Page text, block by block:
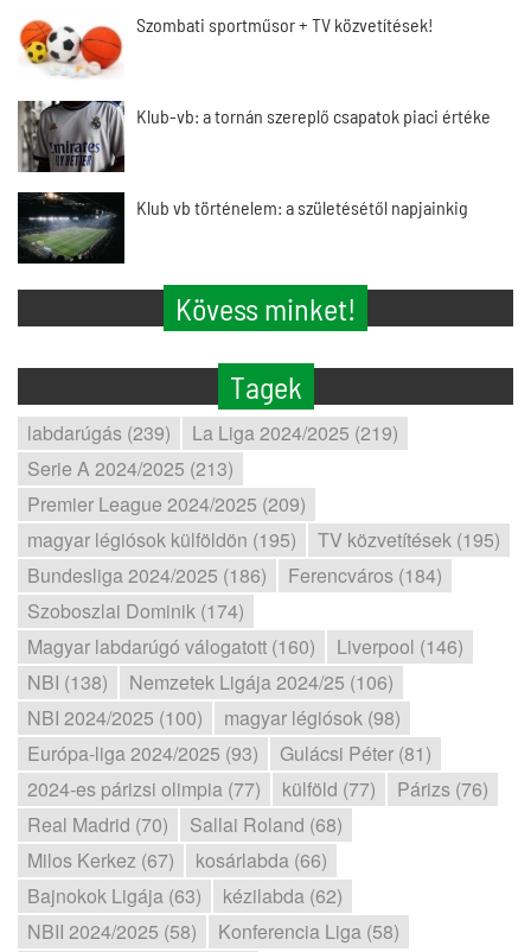
Szombati sportműsor + TV közvetítések!
Klub-vb: a tornán szereplő csapatok piaci értéke
Klub vb történelem: a születésétől napjainkig
Kövess minket!
Tagek
labdarúgás (239)
La Liga 2024/2025 (219)
Serie A 2024/2025 (213)
Premier League 2024/2025 (209)
magyar légiósok külföldön (195)
TV közvetítések (195)
Bundesliga 2024/2025 (186)
Ferencváros (184)
Szoboszlai Dominik (174)
Magyar labdarúgó válogatott (160)
Liverpool (146)
NBI (138)
Nemzetek Ligája 2024/25 (106)
NBI 2024/2025 (100)
magyar légiósok (98)
Európa-liga 2024/2025 (93)
Gulácsi Péter (81)
2024-es párizsi olimpia (77)
külföld (77)
Párizs (76)
Real Madrid (70)
Sallai Roland (68)
Milos Kerkez (67)
kosárlabda (66)
Bajnokok Ligája (63)
kézilabda (62)
NBII 2024/2025 (58)
Konferencia Liga (58)